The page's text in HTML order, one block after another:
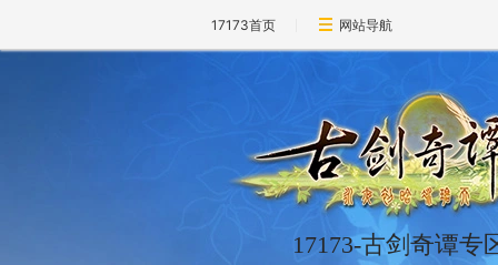
17173首页 网站导航
17173-古剑奇谭专